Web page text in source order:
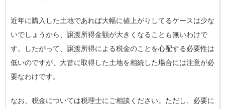
近年に購入した土地であれば大幅に値上がりしてるケースは少な
いでしょうから、譲渡所得金額が大きくなることも無いわけで
す。したがって、譲渡所得による税金のことを心配する必要性は
低いのですが、大昔に取得した土地を相続した場合には注意が必
要なわけです。
なお、税金については税理士にご相談ください。ただし、必要に